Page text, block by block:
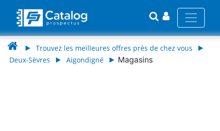
Trouvez les meilleures offres près de chez vous
Deux-Sèvres
Aigondigné Magasins